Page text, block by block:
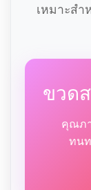
เหมาะสำ
ขวด
คุณภ
ทน